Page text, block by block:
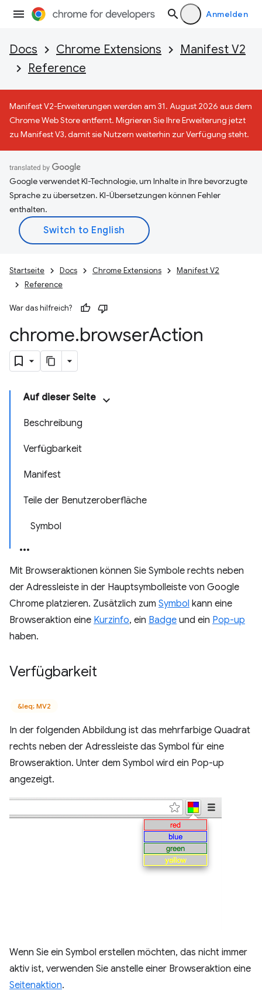
Anmelden
Docs Chrome Extensions
Manifest V2
Reference
Manifest V2-Erweiterungen werden am 31. August 2026 aus dem
Chrome Web Store entfernt. Migrieren Sie Ihre Erweiterung jetzt
zu Manifest V3, damit sie Nutzern weiterhin zur Verfügung steht.
Google verwendet KI-Technologie, um Inhalte in Ihre bevorzugte
Sprache zu übersetzen. KI-Übersetzungen können Fehler
enthalten.
Startseite Docs Chrome Extensions
Manifest V2
Reference
War das hilfreich?
chrome.browserAction
Auf dieser Seite
Beschreibung
Verfügbarkeit
Manifest
Teile der Benutzeroberfläche
Symbol
Mit Browseraktionen können Sie Symbole rechts neben
der Adressleiste in der Hauptsymbolleiste von Google
Chrome platzieren. Zusätzlich zum Symbol kann eine
Browseraktion eine Kurzinfo, ein Badge und ein Pop-up
haben.
Verfügbarkeit
&leq; MV2
In der folgenden Abbildung ist das mehrfarbige Quadrat
rechts neben der Adressleiste das Symbol für eine
Browseraktion. Unter dem Symbol wird ein Pop-up
angezeigt.
Wenn Sie ein Symbol erstellen möchten, das nicht immer
aktiv ist, verwenden Sie anstelle einer Browseraktion eine
Seitenaktion.